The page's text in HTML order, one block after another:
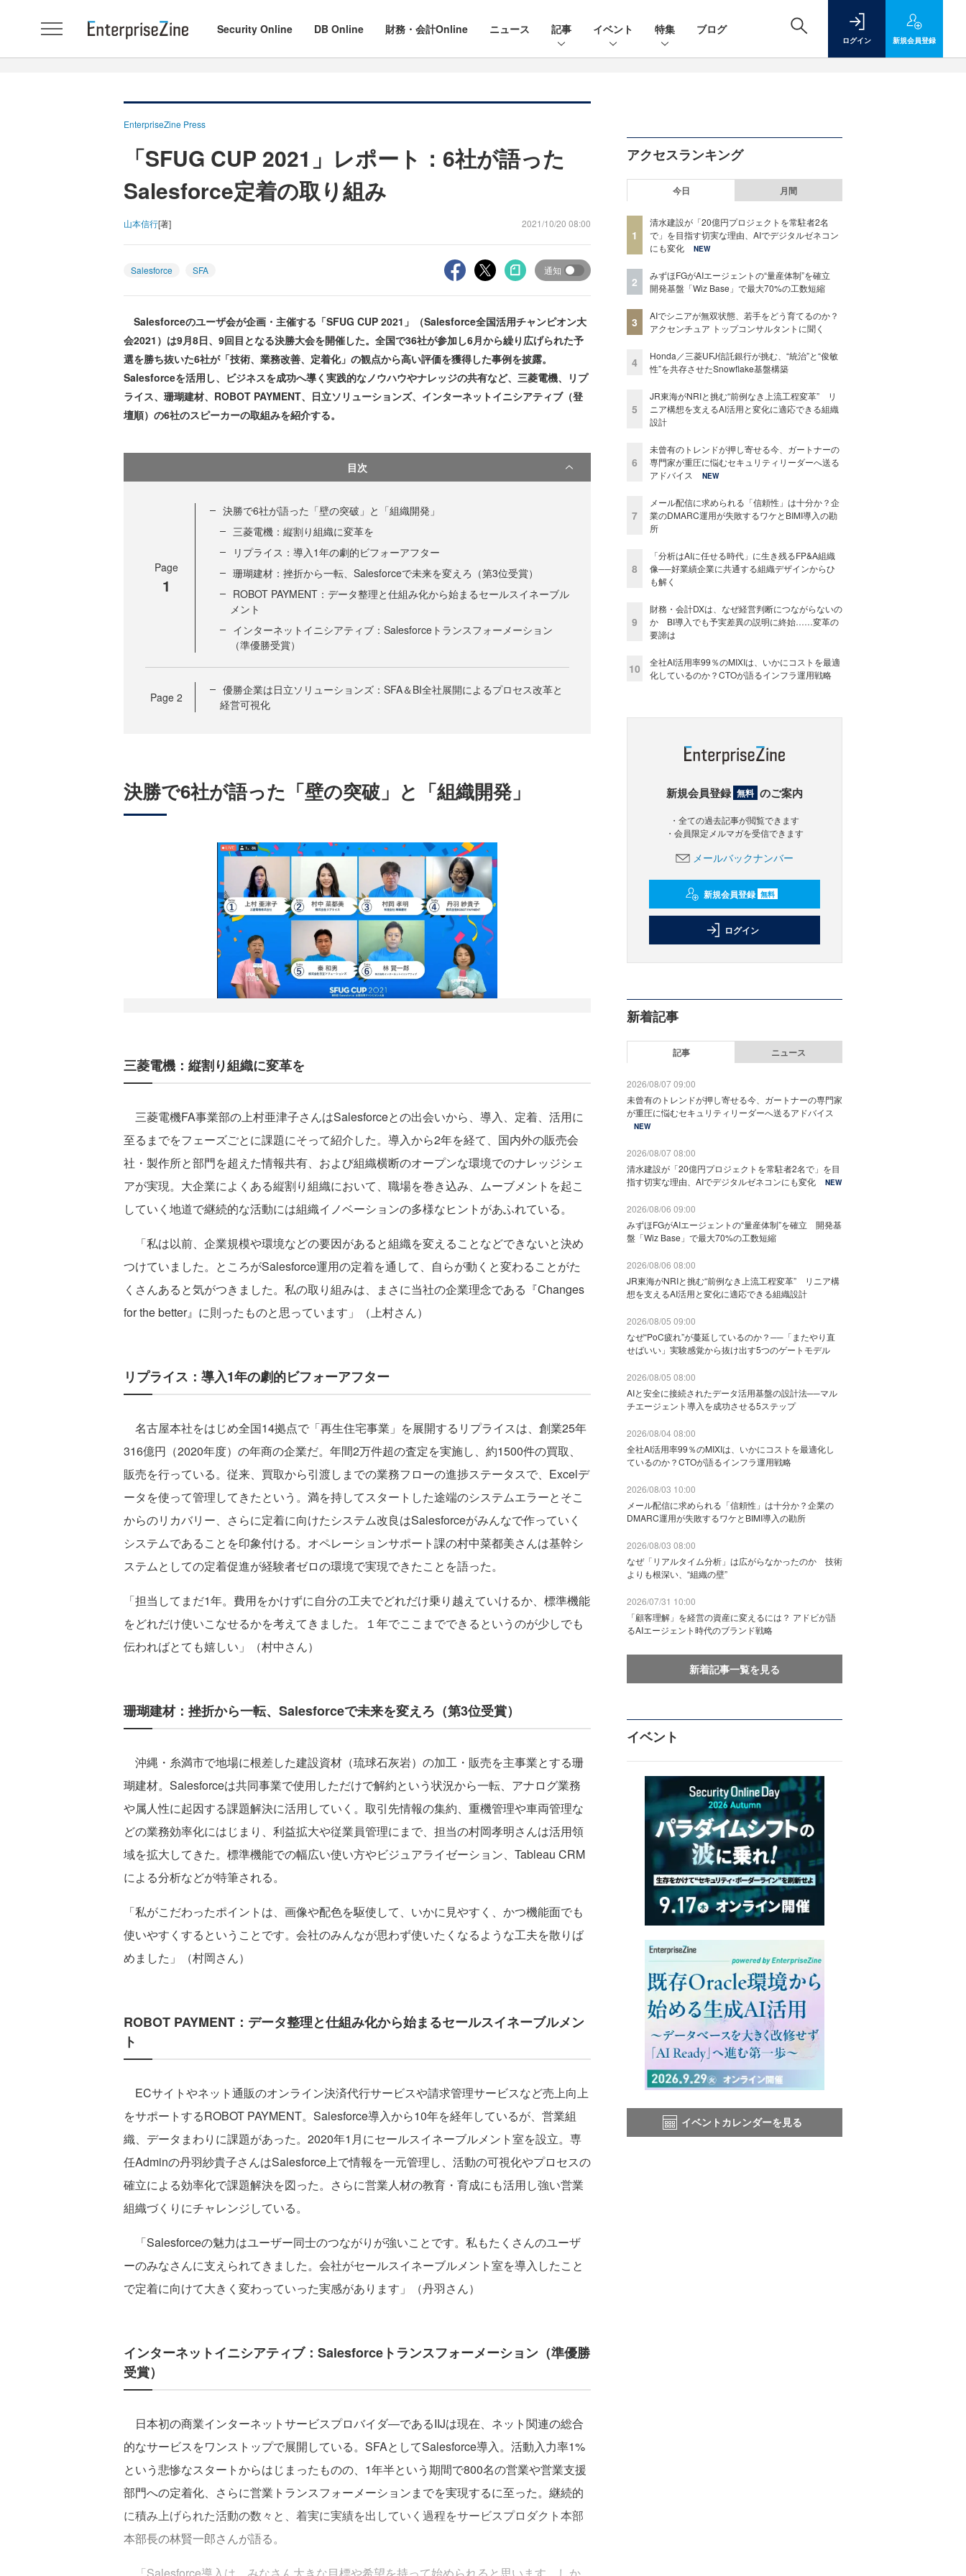
Security Online DB Online 財務・会計Online ニュース 記事 イベント 特集 ブログ
ログイン 新規会員登録
EnterpriseZine Press
「SFUG CUP 2021」レポート：6社が語った
Salesforce定着の取り組み
山本信行[著] 2021/10/20 08:00
Salesforce SFA 通知
Salesforceのユーザ会が企画・主催する「SFUG CUP 2021」（Salesforce全国活用チャンピオン大
会2021）は9月8日、9回目となる決勝大会を開催した。全国で36社が参加し6月から繰り広げられた予
選を勝ち抜いた6社が「技術、業務改善、定着化」の観点から高い評価を獲得した事例を披露。
Salesforceを活用し、ビジネスを成功へ導く実践的なノウハウやナレッジの共有など、三菱電機、リプ
ライス、珊瑚建材、ROBOT PAYMENT、日立ソリューションズ、インターネットイニシアティブ（登
壇順）の6社のスピーカーの取組みを紹介する。
目次
Page
1
決勝で6社が語った「壁の突破」と「組織開発」
三菱電機：縦割り組織に変革を
リプライス：導入1年の劇的ビフォーアフター
珊瑚建材：挫折から一転、Salesforceで未来を変えろ（第3位受賞）
ROBOT PAYMENT：データ整理と仕組み化から始まるセールスイネーブル
メント
インターネットイニシアティブ：Salesforceトランスフォーメーション
（準優勝受賞）
Page 2
優勝企業は日立ソリューションズ：SFA＆BI全社展開によるプロセス改革と
経営可視化
決勝で6社が語った「壁の突破」と「組織開発」
三菱電機：縦割り組織に変革を
三菱電機FA事業部の上村亜津子さんはSalesforceとの出会いから、導入、定着、活用に
至るまでをフェーズごとに課題にそって紹介した。導入から2年を経て、国内外の販売会
社・製作所と部門を超えた情報共有、および組織横断のオープンな環境でのナレッジシェ
アが実現。大企業によくある縦割り組織において、職場を巻き込み、ムーブメントを起こ
していく地道で継続的な活動には組織イノベーションの多様なヒントがあふれている。
「私は以前、企業規模や環境などの要因があると組織を変えることなどできないと決め
つけていました。ところがSalesforce運用の定着を通して、自らが動くと変わることがた
くさんあると気がつきました。私の取り組みは、まさに当社の企業理念である『Changes
for the better』に則ったものと思っています」（上村さん）
リプライス：導入1年の劇的ビフォーアフター
名古屋本社をはじめ全国14拠点で「再生住宅事業」を展開するリプライスは、創業25年
316億円（2020年度）の年商の企業だ。年間2万件超の査定を実施し、約1500件の買取、
販売を行っている。従来、買取から引渡しまでの業務フローの進捗ステータスで、Excelデ
ータを使って管理してきたという。満を持してスタートした途端のシステムエラーとそこ
からのリカバリー、さらに定着に向けたシステム改良はSalesforceがみんなで作っていく
システムであることを印象付ける。オペレーションサポート課の村中菜都美さんは基幹シ
ステムとしての定着促進が経験者ゼロの環境で実現できたことを語った。
「担当してまだ1年。費用をかけずに自分の工夫でどれだけ乗り越えていけるか、標準機能
をどれだけ使いこなせるかを考えてきました。１年でここまでできるというのが少しでも
伝わればとても嬉しい」（村中さん）
珊瑚建材：挫折から一転、Salesforceで未来を変えろ（第3位受賞）
沖縄・糸満市で地場に根差した建設資材（琉球石灰岩）の加工・販売を主事業とする珊
瑚建材。Salesforceは共同事業で使用しただけで解約という状況から一転、アナログ業務
や属人性に起因する課題解決に活用していく。取引先情報の集約、重機管理や車両管理な
どの業務効率化にはじまり、利益拡大や従業員管理にまで、担当の村岡孝明さんは活用領
域を拡大してきた。標準機能での幅広い使い方やビジュアライゼーション、Tableau CRM
による分析などが特筆される。
「私がこだわったポイントは、画像や配色を駆使して、いかに見やすく、かつ機能面でも
使いやすくするということです。会社のみんなが思わず使いたくなるような工夫を散りば
めました」（村岡さん）
ROBOT PAYMENT：データ整理と仕組み化から始まるセールスイネーブルメン
ト
ECサイトやネット通販のオンライン決済代行サービスや請求管理サービスなど売上向上
をサポートするROBOT PAYMENT。Salesforce導入から10年を経年しているが、営業組
織、データまわりに課題があった。2020年1月にセールスイネーブルメント室を設立。専
任Adminの丹羽紗貴子さんはSalesforce上で情報を一元管理し、活動の可視化やプロセスの
確立による効率化で課題解決を図った。さらに営業人材の教育・育成にも活用し強い営業
組織づくりにチャレンジしている。
「Salesforceの魅力はユーザー同士のつながりが強いことです。私もたくさんのユーザ
ーのみなさんに支えられてきました。会社がセールスイネーブルメント室を導入したこと
で定着に向けて大きく変わっていった実感があります」（丹羽さん）
インターネットイニシアティブ：Salesforceトランスフォーメーション（準優勝
受賞）
日本初の商業インターネットサービスプロバイダ―であるIIJは現在、ネット関連の総合
的なサービスをワンストップで展開している。SFAとしてSalesforce導入。活動入力率1%
という悲惨なスタートからはじまったものの、1年半という期間で800名の営業や営業支援
部門への定着化、さらに営業トランスフォーメーションまでを実現するに至った。継続的
に積み上げられた活動の数々と、着実に実績を出していく過程をサービスプロダクト本部
本部長の林賢一郎さんが語る。
アクセスランキング
今日 月間
1
清水建設が「20億円プロジェクトを常駐者2名
で」を目指す切実な理由、AIでデジタルゼネコン
にも変化
NEW
2
みずほFGがAIエージェントの“量産体制”を確立
開発基盤「Wiz Base」で最大70%の工数短縮
3
AIでシニアが無双状態、若手をどう育てるのか？
アクセンチュア トップコンサルタントに聞く
4
Honda／三菱UFJ信託銀行が挑む、“統治”と“俊敏
性”を共存させたSnowflake基盤構築
5
JR東海がNRIと挑む“前例なき上流工程変革” リ
ニア構想を支えるAI活用と変化に適応できる組織
設計
6
未曾有のトレンドが押し寄せる今、ガートナーの
専門家が重圧に悩むセキュリティリーダーへ送る
アドバイス
NEW
7
メール配信に求められる「信頼性」は十分か？企
業のDMARC運用が失敗するワケとBIMI導入の勘
所
8
「分析はAIに任せる時代」に生き残るFP&A組織
像──好業績企業に共通する組織デザインからひ
も解く
9
財務・会計DXは、なぜ経営判断につながらないの
か BI導入でも予実差異の説明に終始……変革の
要諦は
10
全社AI活用率99％のMIXIは、いかにコストを最適
化しているのか？CTOが語るインフラ運用戦略
新規会員登録 無料 のご案内
・全ての過去記事が閲覧できます
・会員限定メルマガを受信できます
メールバックナンバー
新規会員登録 無料
ログイン
新着記事
記事 ニュース
2026/08/07 09:00
未曾有のトレンドが押し寄せる今、ガートナーの専門家
が重圧に悩むセキュリティリーダーへ送るアドバイス
NEW
2026/08/07 08:00
清水建設が「20億円プロジェクトを常駐者2名で」を目
指す切実な理由、AIでデジタルゼネコンにも変化
NEW
2026/08/06 09:00
みずほFGがAIエージェントの“量産体制”を確立 開発基
盤「Wiz Base」で最大70%の工数短縮
2026/08/06 08:00
JR東海がNRIと挑む“前例なき上流工程変革” リニア構
想を支えるAI活用と変化に適応できる組織設計
2026/08/05 09:00
なぜ“PoC疲れ”が蔓延しているのか？──「またやり直
せばいい」実験感覚から抜け出す5つのゲートモデル
2026/08/05 08:00
AIと安全に接続されたデータ活用基盤の設計法──マル
チエージェント導入を成功させる5ステップ
2026/08/04 08:00
全社AI活用率99％のMIXIは、いかにコストを最適化し
ているのか？CTOが語るインフラ運用戦略
2026/08/03 10:00
メール配信に求められる「信頼性」は十分か？企業の
DMARC運用が失敗するワケとBIMI導入の勘所
2026/08/03 08:00
なぜ「リアルタイム分析」は広がらなかったのか 技術
よりも根深い、“組織の壁”
2026/07/31 10:00
「顧客理解」を経営の資産に変えるには？ アドビが語
るAIエージェント時代のブランド戦略
新着記事一覧を見る
イベント
イベントカレンダーを見る